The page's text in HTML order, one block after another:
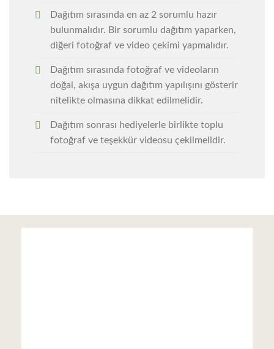
Dağıtım sırasında en az 2 sorumlu hazır
bulunmalıdır. Bir sorumlu dağıtım yaparken,
diğeri fotoğraf ve video çekimi yapmalıdır.
Dağıtım sırasında fotoğraf ve videoların
doğal, akışa uygun dağıtım yapılışını gösterir
nitelikte olmasına dikkat edilmelidir.
Dağıtım sonrası hediyelerle birlikte toplu
fotoğraf ve teşekkür videosu çekilmelidir.